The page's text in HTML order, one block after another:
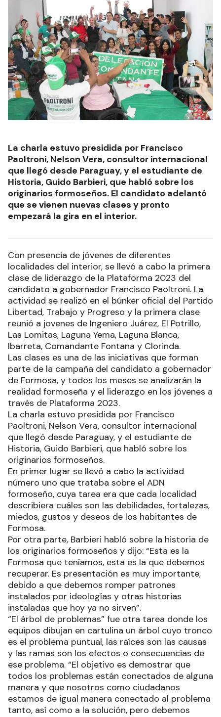
La charla estuvo presidida por Francisco
Paoltroni, Nelson Vera, consultor internacional
que llegó desde Paraguay, y el estudiante de
Historia, Guido Barbieri, que habló sobre los
originarios formoseños. El candidato adelantó
que se vienen nuevas clases y pronto
empezará la gira en el interior.
Con presencia de jóvenes de diferentes
localidades del interior, se llevó a cabo la primera
clase de liderazgo de la Plataforma 2023 del
candidato a gobernador Francisco Paoltroni. La
actividad se realizó en el búnker oficial del Partido
Libertad, Trabajo y Progreso y la primera clase
reunió a jovenes de Ingeniero Juárez, El Potrillo,
Las Lomitas, Laguna Yema, Laguna Blanca,
Ibarreta, Comandante Fontana y Clorinda.
Las clases es una de las iniciativas que forman
parte de la campaña del candidato a gobernador
de Formosa, y todos los meses se analizarán la
realidad formoseña y el liderazgo en los jóvenes a
través de Plataforma 2023.
La charla estuvo presidida por Francisco
Paoltroni, Nelson Vera, consultor internacional
que llegó desde Paraguay, y el estudiante de
Historia, Guido Barbieri, que habló sobre los
originarios formoseños.
En primer lugar se llevó a cabo la actividad
número uno que trataba sobre el ADN
formoseño, cuya tarea era que cada localidad
describiera cuáles son las debilidades, fortalezas,
miedos, gustos y deseos de los habitantes de
Formosa.
Por otra parte, Barbieri habló sobre la historia de
los originarios formoseños y dijo: “Esta es la
Formosa que teníamos, esta es la que debemos
recuperar. Es presentación es muy importante,
debido a que debemos romper patrones
instalados por ideologías y otras historias
instaladas que hoy ya no sirven”.
“El árbol de problemas” fue otra tarea donde los
equipos dibujan en cartulina un árbol cuyo tronco
es el problema puntual, las raíces son las causas
y las ramas son los efectos o consecuencias de
ese problema. “El objetivo es demostrar que
todos los problemas están conectados de alguna
manera y que nosotros como ciudadanos
estamos de igual manera conectado al problema
tanto, así como a la solución, pero debemos